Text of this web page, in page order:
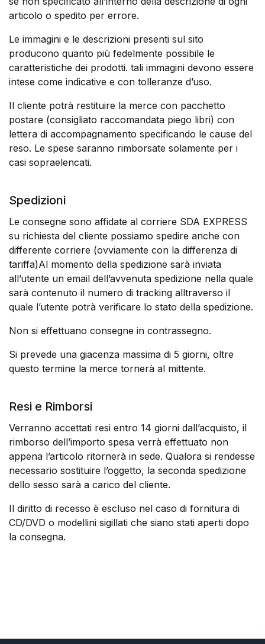
articolo o spedito per errore.
Le immagini e le descrizioni presenti sul sito
producono quanto più fedelmente possibile le
caratteristiche dei prodotti. tali immagini devono essere
intese come indicative e con tolleranze d’uso.
Il cliente potrà restituire la merce con pacchetto
postare (consigliato raccomandata piego libri) con
lettera di accompagnamento specificando le cause del
reso. Le spese saranno rimborsate solamente per i
casi sopraelencati.
Spedizioni
Le consegne sono affidate al corriere SDA EXPRESS
su richiesta del cliente possiamo spedire anche con
differente corriere (ovviamente con la differenza di
tariffa)Al momento della spedizione sarà inviata
all’utente un email dell’avvenuta spedizione nella quale
sarà contenuto il numero di tracking alltraverso il
quale l’utente potrà verificare lo stato della spedizione.
Non si effettuano consegne in contrassegno.
Si prevede una giacenza massima di 5 giorni, oltre
questo termine la merce tornerà al mittente.
Resi e Rimborsi
Verranno accettati resi entro 14 giorni dall’acquisto, il
rimborso dell’importo spesa verrà effettuato non
appena l’articolo ritornerà in sede. Qualora si rendesse
necessario sostituire l’oggetto, la seconda spedizione
dello sesso sarà a carico del cliente.
Il diritto di recesso è escluso nel caso di fornitura di
CD/DVD o modellini sigillati che siano stati aperti dopo
la consegna.